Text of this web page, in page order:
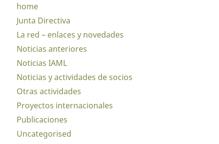
home
Junta Directiva
La red – enlaces y novedades
Noticias anteriores
Noticias IAML
Noticias y actividades de socios
Otras actividades
Proyectos internacionales
Publicaciones
Uncategorised